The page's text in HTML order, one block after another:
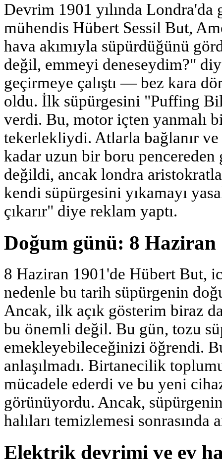
Devrim 1901 yılında
mühendis Hübert Sessil But,
hava akımıyla süpürdüğünü
değil, emmeyi deneseydim?"
geçirmeye çalıştı — bez kara
oldu. İlk süpürgesini "Puffing
verdi. Bu, motor içten yanmalı
tekerlekliydi. Atlarla bağlanır
kadar uzun bir boru
değildi, ancak londra
kendi süpürgesini yıkamayı
çıkarır" diye reklam yaptı.
Doğum günü: 8 Haziran
8 Haziran 1901'de Hübert But,
nedenle bu tarih süpürgenin
Ancak, ilk açık gösterim biraz
bu önemli değil. Bu gün, tozu
emekleyebileceğinizi öğrendi.
anlaşılmadı. Birtanecilik
mücadele ederdi ve bu yeni
görünüyordu. Ancak,
halıları temizlemesi sonrasında
Elektrik devrimi ve ev